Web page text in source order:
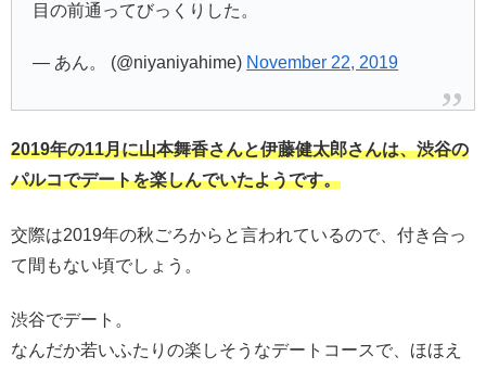
目の前通ってびっくりした。
— あん。 (@niyaniyahime) November 22, 2019
2019年の11月に山本舞香さんと伊藤健太郎さんは、渋谷の
パルコでデートを楽しんでいたようです。
交際は2019年の秋ごろからと言われているので、付き合っ
て間もない頃でしょう。
渋谷でデート。
なんだか若いふたりの楽しそうなデートコースで、ほほえ